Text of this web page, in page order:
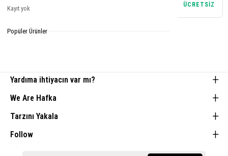
ÜCRETSİZ
Yardıma ihtiyacın var mı?
We Are Hafka
Tarzını Yakala
Follow
Kayıt yok
Popüler Ürünler